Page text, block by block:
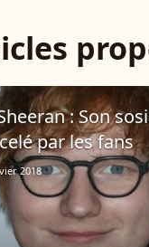
: Son
par les fans
2018